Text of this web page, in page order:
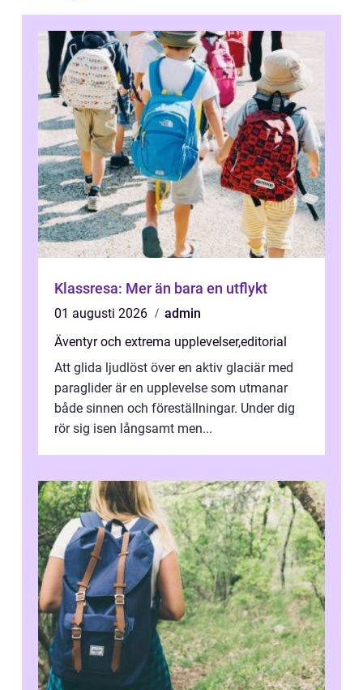
Klassresa: Mer än bara en utflykt
01 augusti 2026
admin
Äventyr och extrema upplevelser,editorial
Att glida ljudlöst över en aktiv glaciär med
paraglider är en upplevelse som utmanar
både sinnen och föreställningar. Under dig
rör sig isen långsamt men...